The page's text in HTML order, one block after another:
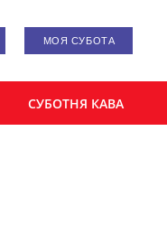
МОЯ СУБОТА
СУБОТНЯ КАВА